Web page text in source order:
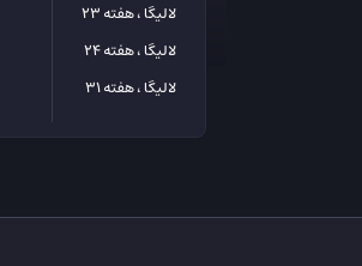
لالیگا ، هفته 23
لالیگا ، هفته 24
لالیگا ، هفته 31